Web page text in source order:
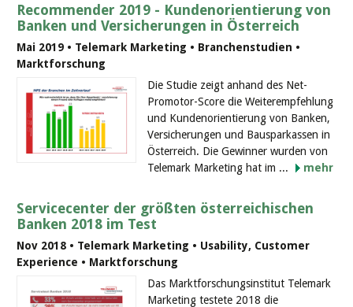
Recommender 2019 - Kundenorientierung von
Banken und Versicherungen in Österreich
Mai 2019 • Telemark Marketing • Branchenstudien •
Marktforschung
Die Studie zeigt anhand des Net-
Promotor-Score die Weiterempfehlung
und Kundenorientierung von Banken,
Versicherungen und Bausparkassen in
Österreich. Die Gewinner wurden von
Telemark Marketing hat im ...
mehr
Servicecenter der größten österreichischen
Banken 2018 im Test
Nov 2018 • Telemark Marketing • Usability, Customer
Experience • Marktforschung
Das Marktforschungsinstitut Telemark
Marketing testete 2018 die